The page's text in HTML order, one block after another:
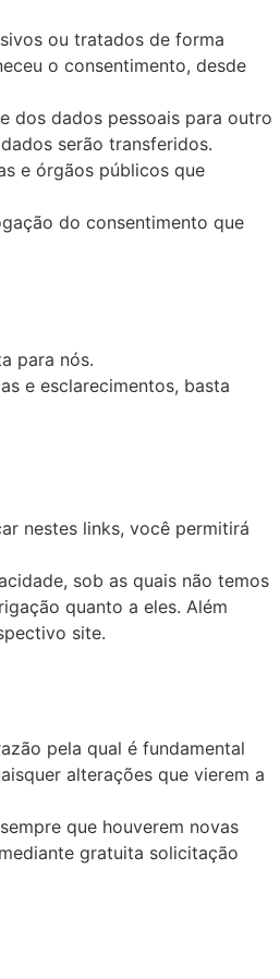
ou tratados de forma
o consentimento, desde
dos dados pessoais para outro
serão transferidos.
e órgãos públicos que
do consentimento que
para nós.
e esclarecimentos, basta
nestes links, você permitirá
sob as quais não temos
quanto a eles. Além
site.
pela qual é fundamental
alterações que vierem a
que houverem novas
gratuita solicitação